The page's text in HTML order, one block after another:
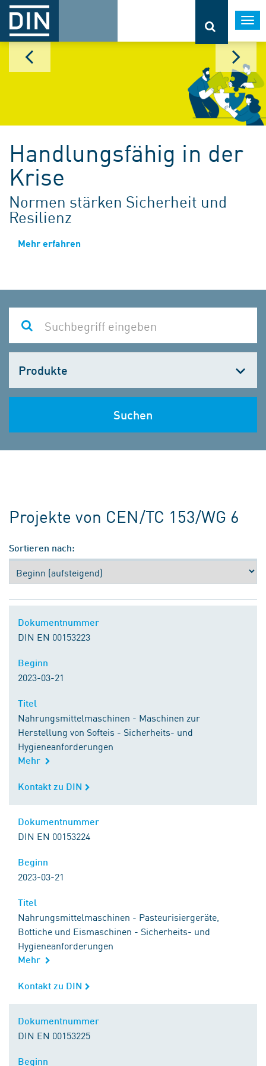
Handlungsfähig in der
Krise
Normen stärken Sicherheit und
Resilienz
Mehr erfahren
wählen
Suchen
Projekte von CEN/TC 153/WG 6
Sortieren nach:
Dokumentnummer
DIN EN 00153223
Beginn
2023-03-21
Titel
Nahrungsmittelmaschinen - Maschinen zur
Herstellung von Softeis - Sicherheits- und
Hygieneanforderungen
Mehr
Kontakt zu DIN
Kontakt zu DIN
Dokumentnummer
DIN EN 00153224
Beginn
2023-03-21
Titel
Nahrungsmittelmaschinen - Pasteurisiergeräte,
Bottiche und Eismaschinen - Sicherheits- und
Hygieneanforderungen
Mehr
Kontakt zu DIN
Kontakt zu DIN
Dokumentnummer
DIN EN 00153225
Beginn